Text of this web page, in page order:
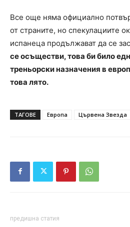
Все още няма официално
от страните, но спекулациите
испанеца продължават да се
се осъществи, това би било
треньорски назначения в
това лято.
ТАГОВЕ Европа Цървена Звезда
предишна статия